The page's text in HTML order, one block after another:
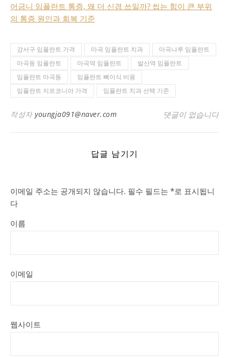
어금니 임플란트 통증, 왜 더 신경 쓰일까? 씹는 힘이 큰 부위
의 통증 원인과 회복 기준
강서구 임플란트 가격 마곡 임플란트 치과
마곡나루 임플란트
마곡동 임플란트
마곡역 임플란트
발산역 임플란트
임플란트 마곡동
임플란트 뼈이식 비용
임플란트 지르코니아 가격
임플란트 치과 선택 기준
작성자 youngja091@naver.com 댓글이 없습니다
답글 남기기
이메일 주소는 공개되지 않습니다. 필수 필드는 *로 표시됩니
다
이름
이메일
웹사이트